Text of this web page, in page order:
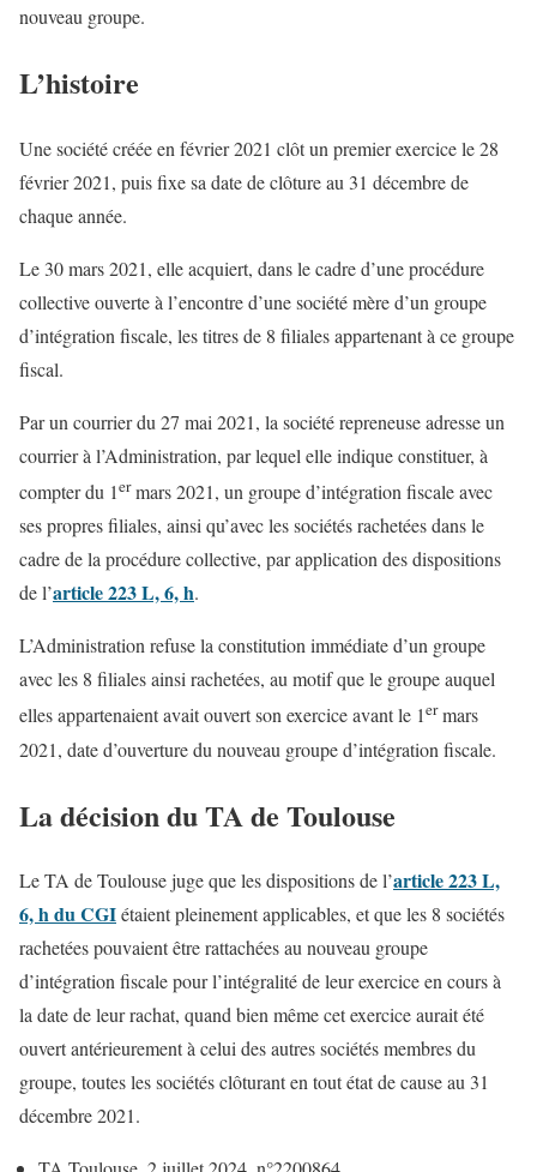
nouveau groupe.
L’histoire
Une société créée en février 2021 clôt un premier exercice le 28
février 2021, puis fixe sa date de clôture au 31 décembre de
chaque année.
Le 30 mars 2021, elle acquiert, dans le cadre d’une procédure
collective ouverte à l’encontre d’une société mère d’un groupe
d’intégration fiscale, les titres de 8 filiales appartenant à ce groupe
fiscal.
Par un courrier du 27 mai 2021, la société repreneuse adresse un
courrier à l’Administration, par lequel elle indique constituer, à
compter du 1ermars 2021, un groupe d’intégration fiscale avec
ses propres filiales, ainsi qu’avec les sociétés rachetées dans le
cadre de la procédure collective, par application des dispositions
de l’article 223 L, 6, h.
L’Administration refuse la constitution immédiate d’un groupe
avec les 8 filiales ainsi rachetées, au motif que le groupe auquel
elles appartenaient avait ouvert son exercice avant le 1ermars
2021, date d’ouverture du nouveau groupe d’intégration fiscale.
La décision du TA de Toulouse
Le TA de Toulouse juge que les dispositions de l’article 223 L,
6, h du CGIétaient pleinement applicables, et que les 8 sociétés
rachetées pouvaient être rattachées au nouveau groupe
d’intégration fiscale pour l’intégralité de leur exercice en cours à
la date de leur rachat, quand bien même cet exercice aurait été
ouvert antérieurement à celui des autres sociétés membres du
groupe, toutes les sociétés clôturant en tout état de cause au 31
décembre 2021.